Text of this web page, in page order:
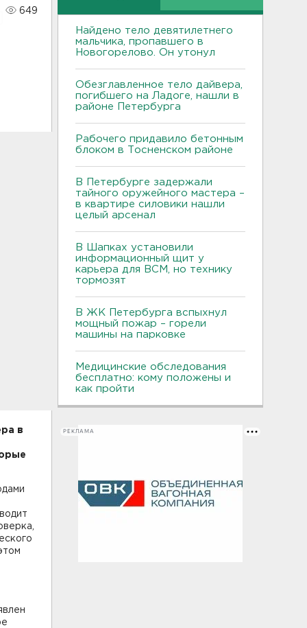
649
в
Найдено тело девятилетнего
мальчика, пропавшего в
Новогорелово. Он утонул
Обезглавленное тело дайвера,
погибшего на Ладоге, нашли в
районе Петербурга
Рабочего придавило бетонным
блоком в Тосненском районе
В Петербурге задержали
тайного оружейного мастера –
в квартире силовики нашли
целый арсенал
В Шапках установили
информационный щит у
карьера для ВСМ, но технику
тормозят
В ЖК Петербурга вспыхнул
мощный пожар – горели
машины на парковке
Медицинские обследования
бесплатно: кому положены и
как пройти
РЕКЛАМА